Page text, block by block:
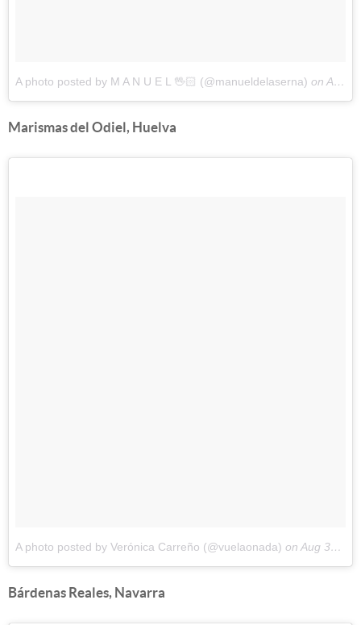
A photo posted by M A N U E L 🖖🏻 (@manueldelaserna) on Aug 4, 2015 at 9:13am PDT
Marismas del Odiel, Huelva
A photo posted by Verónica Carreño (@vuelaonada) on Aug 31, 2016 at 2:47pm PDT
Bárdenas Reales, Navarra